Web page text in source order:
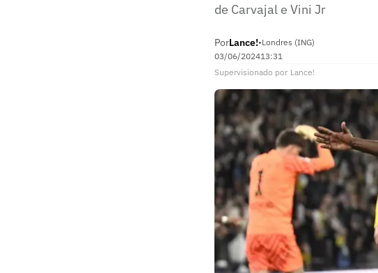
de Carvajal e Vini Jr
PorLance!•Londres (ING)
03/06/202413:31
Supervisionado por Lance!